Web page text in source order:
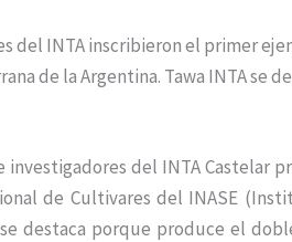
del INTA inscribieron el primer
de la Argentina. Tawa INTA se
investigadores del INTA Castelar
de Cultivares del INASE
destaca porque produce el